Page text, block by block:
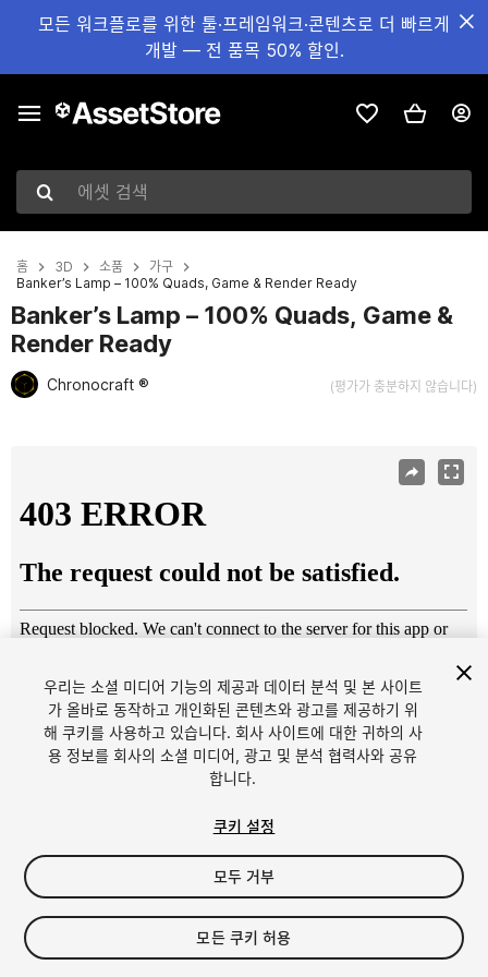
모든 워크플로를 위한 툴·프레임워크·콘텐츠로 더 빠르게
개발 — 전 품목 50% 할인.
에셋 검색
홈 3D 소품
가구
Banker’s Lamp – 100% Quads, Game & Render Ready
Banker’s Lamp – 100% Quads, Game &
Render Ready
Chronocraft ® (평가가 충분하지 않습니다)
1/ 7
$4.99
세금/부가세는 결제 시 반영됩니다.
우리는 소셜 미디어 기능의 제공과 데이터 분석 및 본 사이트
가 올바로 동작하고 개인화된 콘텐츠와 광고를 제공하기 위
해 쿠키를 사용하고 있습니다. 회사 사이트에 대한 귀하의 사
용 정보를 회사의 소셜 미디어, 광고 및 분석 협력사와 공유
합니다.
쿠키 설정
모두 거부
모든 쿠키 허용